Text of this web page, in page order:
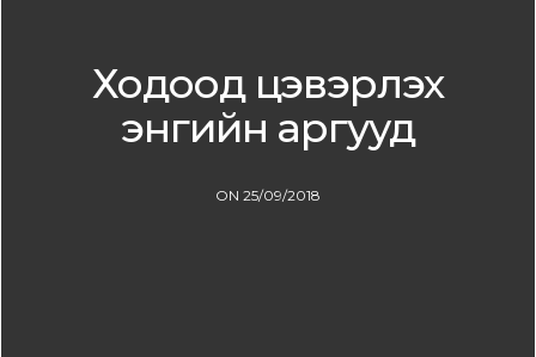
Ходоод цэвэрлэх
энгийн аргууд
ON 25/09/2018